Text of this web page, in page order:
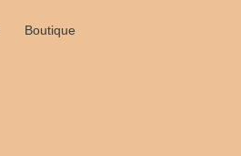
Boutique